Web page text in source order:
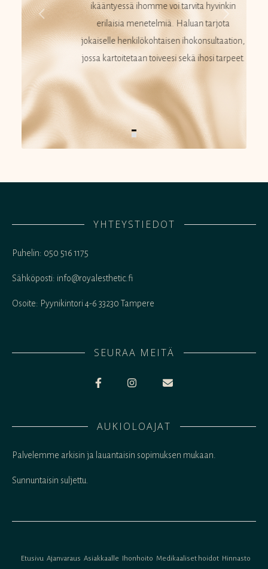
ikääntyessä ihomme voi tarvita hyvinkin
erilaisia menetelmiä. Haluan tarjota
jokaiselle henkilökohtaisen ihokonsultaation,
jossa kartoitetaan toiveesi sekä ihosi tarpeet.
YHTEYSTIEDOT
Puhelin: 050 516 1175
Sähköposti: info@royalesthetic.fi
Osoite: Pyynikintori 4-6 33230 Tampere
SEURAA MEITÄ
AUKIOLOAJAT
Palvelemme arkisin ja lauantaisin sopimuksen mukaan.
Sunnuntaisin suljettu.
Etusivu Ajanvaraus Asiakkaalle Ihonhoito Medikaaliset hoidot Hinnasto